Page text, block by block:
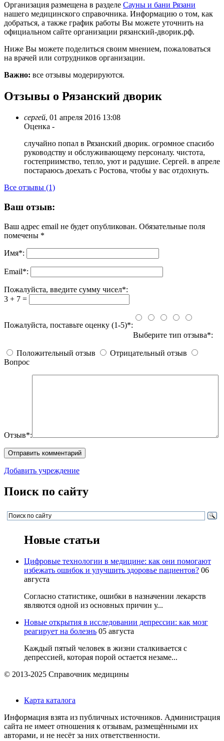
Организация размещена в разделе Сауны и бани Рязани
нашего медицинского справочника. Информацию о том, как
добраться, а также график работы Вы можете уточнить на
официальном сайте организации рязанский-дворик.рф.
Ниже Вы можете поделиться своим мнением, пожаловаться
на врачей или сотрудников организации.
Важно: все отзывы модерируются.
Отзывы о Рязанский дворик
сергей, 01 апреля 2016 13:08
Оценка -
случайно попал в Рязанский дворик. огромное спасибо
руководству и обслуживающему персоналу. чистота,
гостеприимство, тепло, уют и радушие. Сергей. в апреле
постараюсь доехать с Ростова, чтобы у вас отдохнуть.
Все отзывы (1)
Ваш отзыв:
Ваш адрес email не будет опубликован. Обязательные поля
помечены *
Имя*:
Email*:
Пожалуйста, введите сумму чисел*:
3 + 7 =
Пожалуйста, поставьте оценку (1-5)*:
Выберите тип отзыва*:
Положительный отзыв
Отрицательный отзыв
Вопрос
Отзыв*:
Добавить учреждение
Поиск по сайту
Новые статьи
Цифровые технологии в медицине: как они помогают
избежать ошибок и улучшить здоровье пациентов? 06
августа
Согласно статистике, ошибки в назначении лекарств
являются одной из основных причин у...
Новые открытия в исследовании депрессии: как мозг
реагирует на болезнь 05 августа
Каждый пятый человек в жизни сталкивается с
депрессией, которая порой остается незаме...
© 2013-2025 Справочник медицины
Карта каталога
Информация взята из публичных источников. Администрация
сайта не имеет отношения к отзывам, размещёнными их
авторами, и не несёт за них ответственности.